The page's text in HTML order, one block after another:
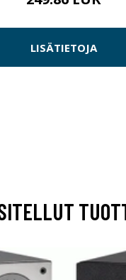
LISÄTIETOJA